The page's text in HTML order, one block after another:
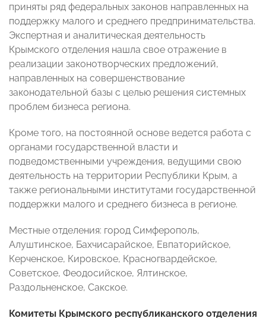
приняты ряд федеральных законов направленных на
поддержку малого и среднего предпринимательства.
Экспертная и аналитическая деятельность
Крымского отделения нашла свое отражение в
реализации законотворческих предложений,
направленных на совершенствование
законодательной базы с целью решения системных
проблем бизнеса региона.
Кроме того, на постоянной основе ведется работа с
органами государственной власти и
подведомственными учреждения, ведущими свою
деятельность на территории Республики Крым, а
также региональными институтами государственной
поддержки малого и среднего бизнеса в регионе.
Местные отделения: город Симферополь,
Алуштинское, Бахчисарайское, Евпаторийское,
Керченское, Кировское, Красногвардейское,
Советское, Феодосийское, Ялтинское,
Раздольненское, Сакское.
Комитеты Крымского республиканского отделения